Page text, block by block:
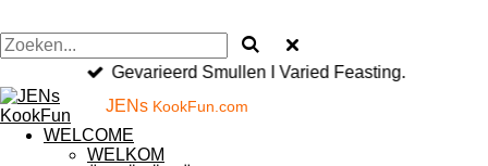
Werelds menu I Worldly menu.
JENs KookFun.com
WELCOME
WELKOM